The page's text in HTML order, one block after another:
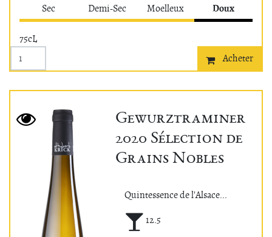
Sec Demi-Sec Moelleux Doux
75cL
Acheter
Gewurztraminer
2020 Sélection de
Grains Nobles
Quintessence de l'Alsace...
Alcool (°)
12.5